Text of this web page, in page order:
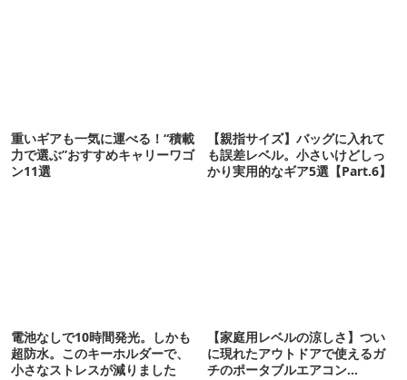
重いギアも一気に運べる！“積載
力で選ぶ”おすすめキャリーワゴ
ン11選
【親指サイズ】バッグに入れて
も誤差レベル。小さいけどしっ
かり実用的なギア5選【Part.6】
電池なしで10時間発光。しかも
超防水。このキーホルダーで、
小さなストレスが減りました
【家庭用レベルの涼しさ】つい
に現れたアウトドアで使えるガ
チのポータブルエアコン